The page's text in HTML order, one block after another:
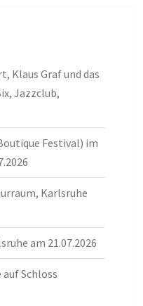
Klaus Graf und das
Jazzclub,
Festival) im
Karlsruhe
am 21.07.2026
auf Schloss